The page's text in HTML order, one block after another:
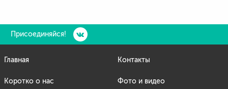
Присоединяйся!
Главная
Коротко о нас
Контакты
Фото и видео